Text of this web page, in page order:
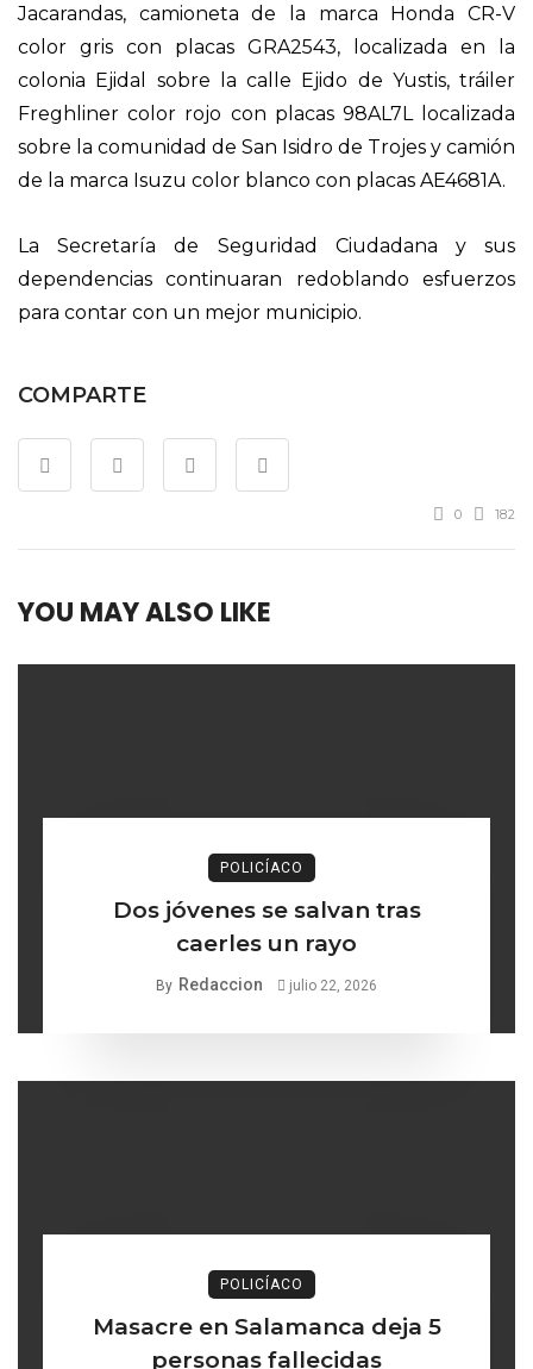
Jacarandas, camioneta de la marca Honda CR-V
color gris con placas GRA2543, localizada en la
colonia Ejidal sobre la calle Ejido de Yustis, tráiler
Freghliner color rojo con placas 98AL7L localizada
sobre la comunidad de San Isidro de Trojes y camión
de la marca Isuzu color blanco con placas AE4681A.
La Secretaría de Seguridad Ciudadana y sus
dependencias continuaran redoblando esfuerzos
para contar con un mejor municipio.
COMPARTE
0 182
YOU MAY ALSO LIKE
POLICÍACO
Dos jóvenes se salvan tras
caerles un rayo
By Redaccion julio 22, 2026
POLICÍACO
Masacre en Salamanca deja 5
personas fallecidas